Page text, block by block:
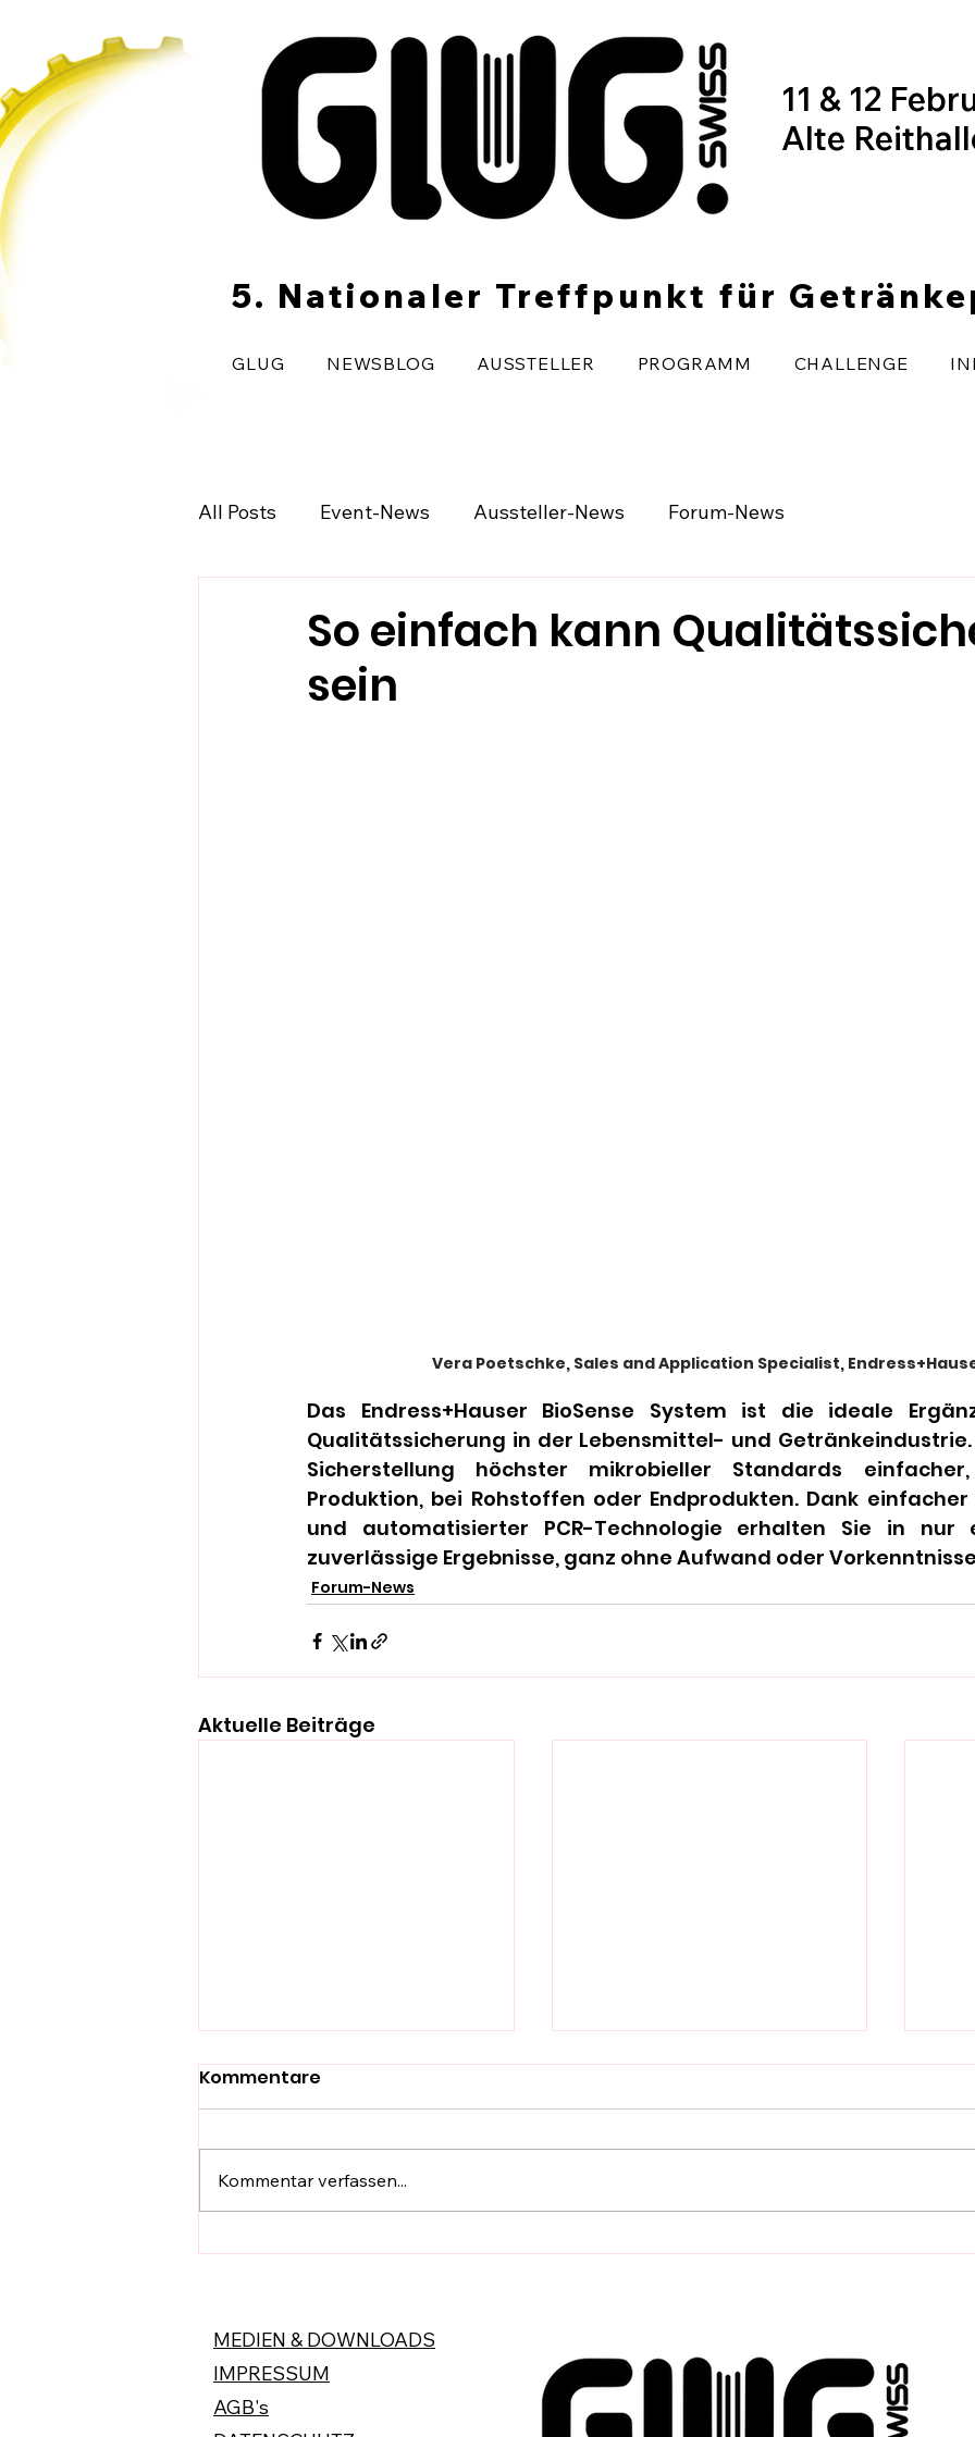
11 & 12
Alte
5. Nationaler Treffpunkt für
GLUG NEWSBLOG AUSSTELLER PROGRAMM CHALLENGE
All Posts Event-News Aussteller-News Forum-News
So einfach kann
sein
Vera Poetschke, Sales and Application Specialist,
Das Endress+Hauser BioSense System ist die ideale
Qualitätssicherung in der Lebensmittel- und
Sicherstellung höchster mikrobieller Standards
Produktion, bei Rohstoffen oder Endprodukten. Dank
und automatisierter PCR-Technologie erhalten Sie in nur
zuverlässige Ergebnisse, ganz ohne Aufwand oder
Forum-News
Aktuelle Beiträge
Pre-Opening mit
Kommentare
Kommentar verfassen...
IMPRESSUM
AGB's
MEDIEN & DOWNLOADS